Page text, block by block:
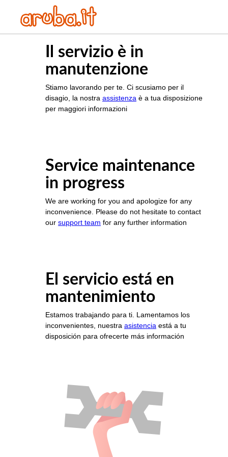
Il servizio è in
manutenzione
Stiamo lavorando per te. Ci scusiamo per il
disagio, la nostra assistenza è a tua disposizione
per maggiori informazioni
Service maintenance
in progress
We are working for you and apologize for any
inconvenience. Please do not hesitate to contact
our support team for any further information
El servicio está en
mantenimiento
Estamos trabajando para ti. Lamentamos los
inconvenientes, nuestra asistencia está a tu
disposición para ofrecerte más información